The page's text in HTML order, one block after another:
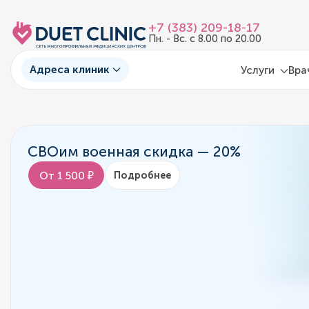
+7 (383) 209-18-17
Пн. - Вс. с 8.00 по 20.00
Адреса клиник Услуги
СВОим военная скидка — 20%
От 1 500 ₽ Подробнее